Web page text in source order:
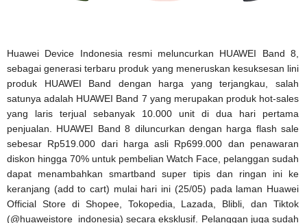
Huawei Device Indonesia resmi meluncurkan HUAWEI Band 8,
sebagai generasi terbaru produk yang meneruskan kesuksesan lini
produk HUAWEI Band dengan harga yang terjangkau, salah
satunya adalah HUAWEI Band 7 yang merupakan produk hot-sales
yang laris terjual sebanyak 10.000 unit di dua hari pertama
penjualan. HUAWEI Band 8 diluncurkan dengan harga flash sale
sebesar Rp519.000 dari harga asli Rp699.000 dan penawaran
diskon hingga 70% untuk pembelian Watch Face, pelanggan sudah
dapat menambahkan smartband super tipis dan ringan ini ke
keranjang (add to cart) mulai hari ini (25/05) pada laman Huawei
Official Store di Shopee, Tokopedia, Lazada, Blibli, dan Tiktok
(@huaweistore_indonesia) secara eksklusif. Pelanggan juga sudah